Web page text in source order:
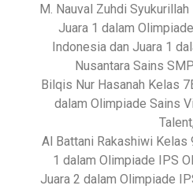
M. Nauval Zuhdi
Juara 1 dalam
Indonesia dan Juara 1
Nusantara Sains
Bilqis Nur Hasanah Kelas
dalam Olimpiade Sains
Talent,
Al Battani Rakashiwi Kelas
1 dalam Olimpiade IPS
Juara 2 dalam Olimpiade